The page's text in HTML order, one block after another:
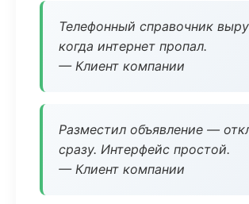
Телефонный справочник
когда интернет пропал.
— Клиент компании
Разместил объявление —
сразу. Интерфейс простой.
— Клиент компании